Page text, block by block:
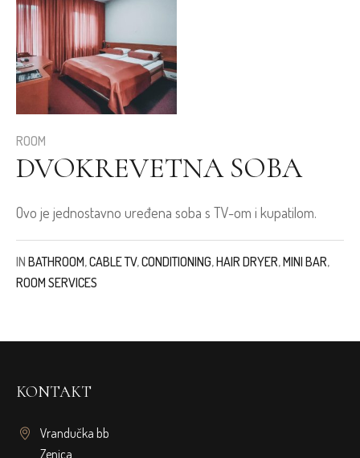
ROOM
DVOKREVETNA SOBA
Ovo je jednostavno uređena soba s TV-om i kupatilom.
IN BATHROOM,CABLE TV,CONDITIONING,HAIR DRYER,MINI BAR,
ROOM SERVICES
KONTAKT
Vrandučka bb
Zenica